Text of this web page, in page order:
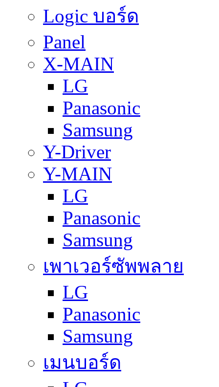
Logic บอร์ด
Panel
X-MAIN
LG
Panasonic
Samsung
Y-Driver
Y-MAIN
LG
Panasonic
Samsung
เพาเวอร์ซัพพลาย
LG
Panasonic
Samsung
เมนบอร์ด